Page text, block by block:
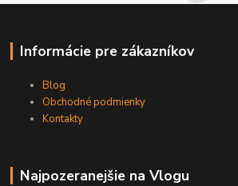
Informácie pre zákazníkov
Blog
Obchodné podmienky
Kontakty
Najpozeranejšie na Vlogu